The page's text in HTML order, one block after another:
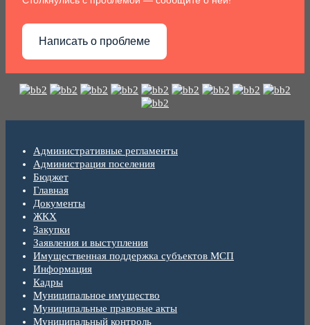
Написать о проблеме
Административные регламенты
Администрация поселения
Бюджет
Главная
Документы
ЖКХ
Закупки
Заявления и выступления
Имущественная поддержка субъектов МСП
Информация
Кадры
Муниципальное имущество
Муниципальные правовые акты
Муниципальный контроль